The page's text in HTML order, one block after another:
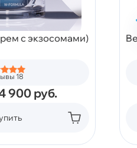
с экзосомами)
18
900 руб.